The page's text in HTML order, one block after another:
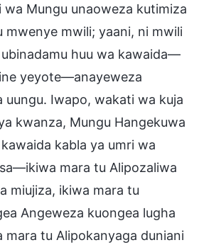
Mungu unaoweza kutimiza
mwenye mwili; yaani, ni mwili
huu wa kawaida—
yeyote—anayeweza
uungu. Iwapo, wakati wa kuja
kwanza, Mungu Hangekuwa
kabla ya umri wa
mara tu Alipozaliwa
miujiza, ikiwa mara tu
Angeweza kuongea lugha
mara tu Alipokanyaga duniani